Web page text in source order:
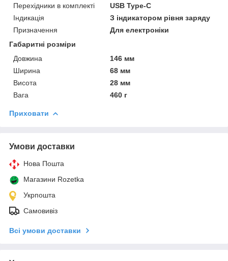
Перехідники в комплекті
USB Type-C
Індикація
З індикатором рівня заряду
Призначення
Для електроніки
Габаритні розміри
Довжина
146 мм
Ширина
68 мм
Висота
28 мм
Вага
460 г
Приховати
Умови доставки
Нова Пошта
Магазини Rozetka
Укрпошта
Самовивіз
Всі умови доставки